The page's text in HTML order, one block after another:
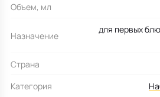
Объем, мл
Назначение
для первых
Страна
Категория